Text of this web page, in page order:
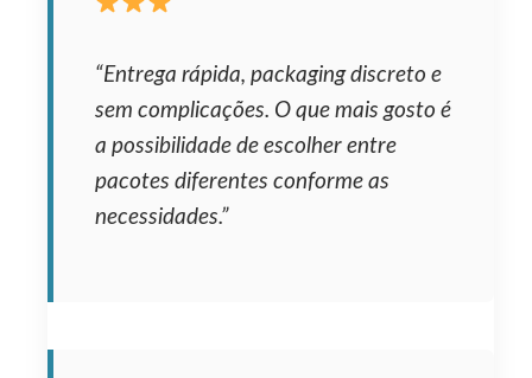
“Entrega rápida, packaging discreto e
sem complicações. O que mais gosto é
a possibilidade de escolher entre
pacotes diferentes conforme as
necessidades.”